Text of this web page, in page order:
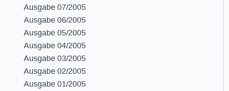
Ausgabe 07/2005
Ausgabe 06/2005
Ausgabe 05/2005
Ausgabe 04/2005
Ausgabe 03/2005
Ausgabe 02/2005
Ausgabe 01/2005